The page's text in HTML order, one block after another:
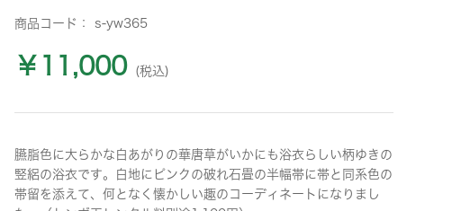
商品コード： s-yw365
￥11,000 (税込)
臙脂色に大らかな白あがりの華唐草がいかにも浴衣らしい柄ゆきの
竪絽の浴衣です。白地にピンクの破れ石畳の半幅帯に帯と同系色の
帯留を添えて、何となく懐かしい趣のコーディネートになりまし